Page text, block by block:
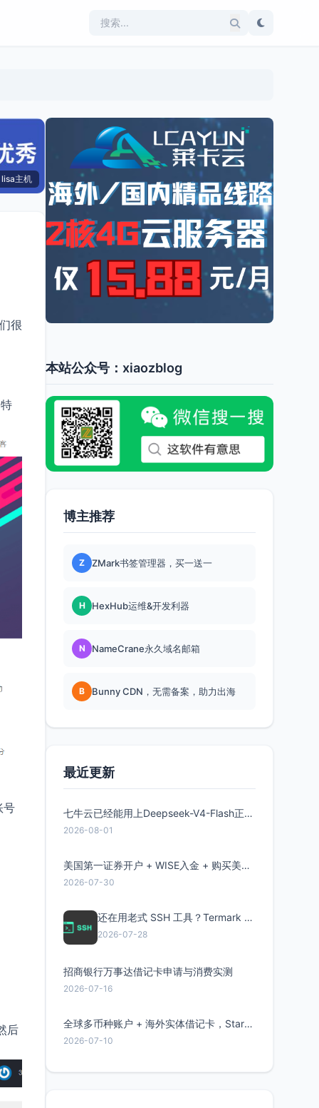
lisa主机
很
号
后
本站公众号：xiaozblog
博主推荐
Z ZMark书签管理器，买一送一
H HexHub运维&开发利器
N NameCrane永久域名邮箱
B Bunny CDN，无需备案，助力出海
最近更新
七牛云已经能用上Deepseek-V4-Flash正式版了，点此领取300万Token
2026-08-01
美国第一证券开户 + WISE入金 + 购买美股全流程分享
2026-07-30
还在用老式 SSH 工具？Termark 新一代跨平台智能SSH客户端了解一下
2026-07-28
招商银行万事达借记卡申请与消费实测
2026-07-16
全球多币种账户 + 海外实体借记卡，Starryblu开户教程与注意事项
2026-07-10